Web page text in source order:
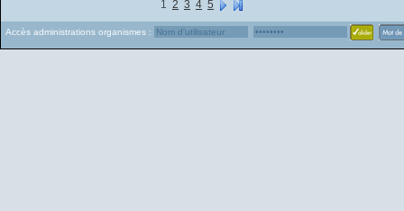
1 2 3 4 5
Accès administrations organismes :